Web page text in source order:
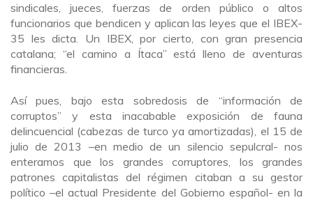
sindicales, jueces, fuerzas de orden público o altos
funcionarios que bendicen y aplican las leyes que el IBEX-
35 les dicta. Un IBEX, por cierto, con gran presencia
catalana; “el camino a Ítaca” está lleno de aventuras
financieras.
Así pues, bajo esta sobredosis de “información de
corruptos” y esta inacabable exposición de fauna
delincuencial (cabezas de turco ya amortizadas), el 15 de
julio de 2013 –en medio de un silencio sepulcral- nos
enteramos que los grandes corruptores, los grandes
patrones capitalistas del régimen citaban a su gestor
político –el actual Presidente del Gobierno español- en la